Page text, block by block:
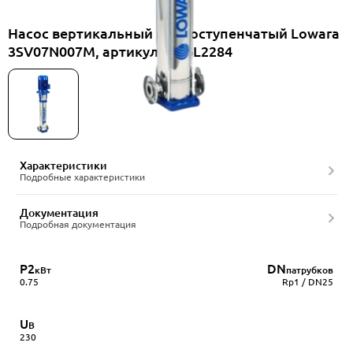
Насос вертикальный многоступенчатый Lowara
3SV07N007M, артикул 1016L2284
Характеристики
Подробные характеристики
Документация
Подробная документация
P2кВт
0.75
DNпатрубков
Rp1 / DN25
UВ
230